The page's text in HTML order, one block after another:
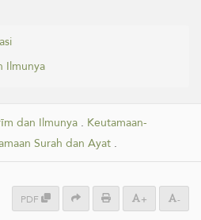
Ilmunya
dan Ilmunya. Keutamaan-
Surah dan Ayat.
PDF + -